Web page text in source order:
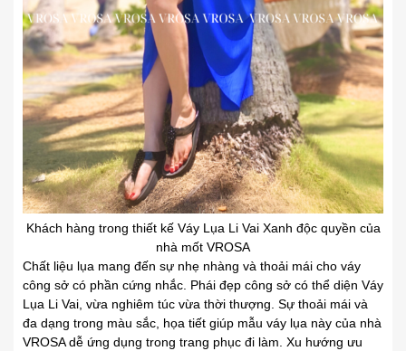
Khách hàng trong thiết kế Váy Lụa Li Vai Xanh độc quyền của
nhà mốt VROSA
Chất liệu lụa mang đến sự nhẹ nhàng và thoải mái cho váy
công sở có phần cứng nhắc. Phái đẹp công sở có thể diện Váy
Lụa Li Vai, vừa nghiêm túc vừa thời thượng. Sự thoải mái và
đa dạng trong màu sắc, họa tiết giúp mẫu váy lụa này của nhà
VROSA dễ ứng dụng trong trang phục đi làm. Xu hướng ưu